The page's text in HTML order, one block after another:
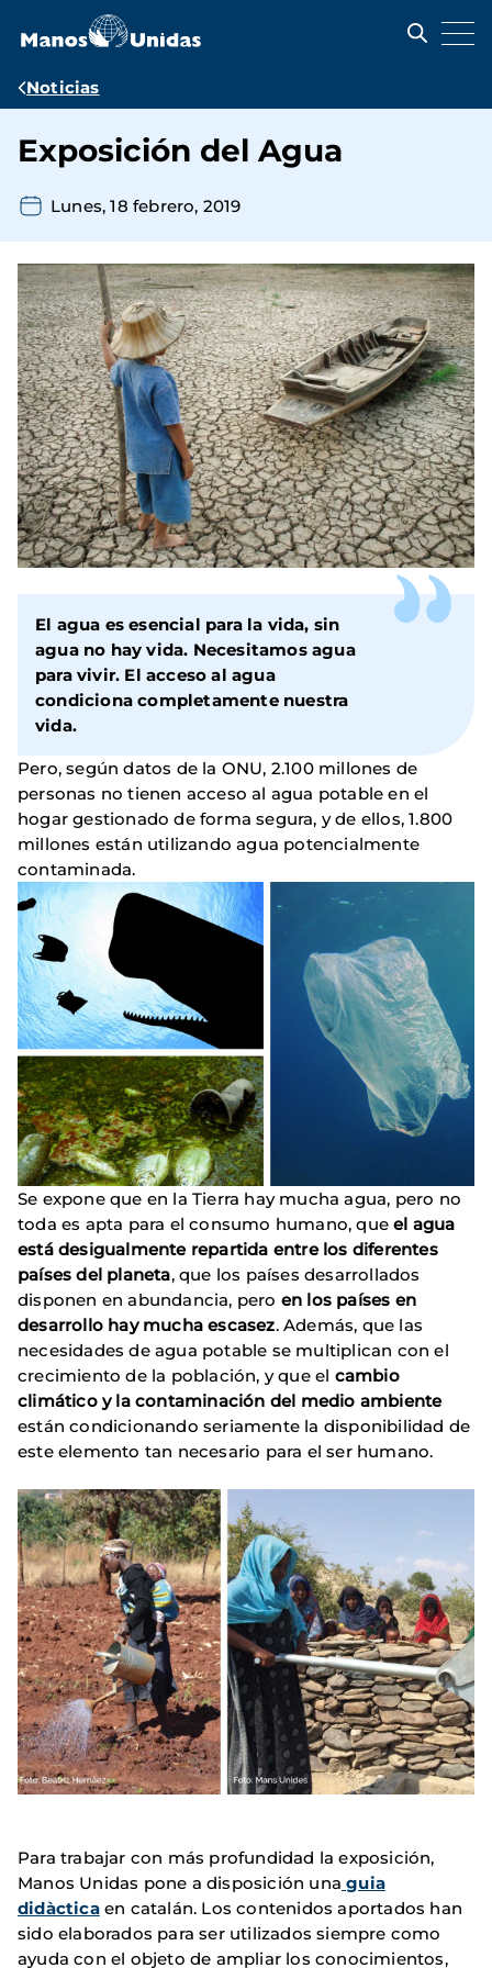
contenido
Ruta
navegación
Noticias
Exposición del Agua
Lunes, 18 febrero, 2019
El agua es esencial para la vida, sin
agua no hay vida. Necesitamos agua
para vivir. El acceso al agua
condiciona completamente nuestra
vida.
Pero, según datos de la ONU, 2.100 millones de
personas no tienen acceso al agua potable en el
hogar gestionado de forma segura, y de ellos, 1.800
millones están utilizando agua potencialmente
contaminada.
Se expone que en la Tierra hay mucha agua, pero no
toda es apta para el consumo humano, queel agua
está desigualmente repartida entre los diferentes
países del planeta, que los países desarrollados
disponen en abundancia, pero en los países en
desarrollo hay mucha escasez. Además, que las
necesidades de agua potable se multiplican con el
crecimiento de la población, y que el cambio
climático y la contaminación del medio ambiente
están condicionando seriamente la disponibilidad de
este elemento tan necesario para el ser humano.
Para trabajar con más profundidad la exposición,
Manos Unidas pone a disposición una guia
didàctica en catalán. Los contenidos aportados han
sido elaborados para ser utilizados siempre como
ayuda con el objeto de ampliar los conocimientos,